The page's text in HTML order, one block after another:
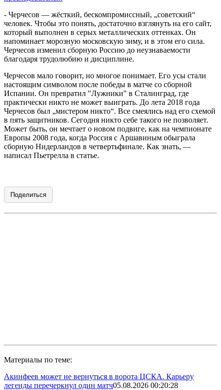
- Черчесов — жёсткий, бескомпромиссный, „советский“
человек. Чтобы это понять, достаточно взглянуть на его сайт,
который выполнен в серых металлических оттенках. Он
напоминает морозную московскую зиму, и в этом его сила.
Черчесов изменил сборную Россию до неузнаваемости
благодаря трудолюбию и дисциплине.
Черчесов мало говорит, но многое понимает. Его усы стали
настоящим символом после победы в матче со сборной
Испании. Он превратил "Лужники" в Сталинград, где
практически никто не может выиграть. До лета 2018 года
Черчесов был „мистером никто“. Все смеялись над его схемой
в пять защитников. Сегодня никто себе такого не позволяет.
Может быть, он мечтает о новом подвиге, как на чемпионате
Европы 2008 года, когда Россия с Аршавиным обыграла
сборную Нидерландов в четвертьфинале. Как знать, —
написал Пьетрелла в статье.
Поделиться
Материалы по теме:
Акинфеев может не вернуться в ворота ЦСКА. Карьеру
легенды перечеркнул один матч05.08.2026 00:20:28